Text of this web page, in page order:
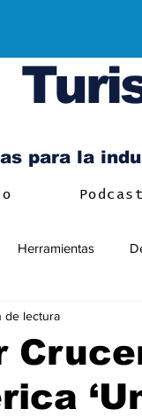
para la
Podcast
Herramientas
de lectura